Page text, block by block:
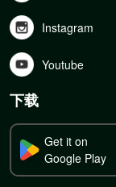
Instagram
Youtube
下载
Get it on
Google Play